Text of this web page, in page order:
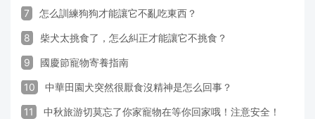
7 怎么訓練狗狗才能讓它不亂吃東西？
8 柴犬太挑食了，怎么糾正才能讓它不挑食？
9 國慶節寵物寄養指南
10 中華田園犬突然很厭食沒精神是怎么回事？
11 中秋旅游切莫忘了你家寵物在等你回家哦！注意安全！